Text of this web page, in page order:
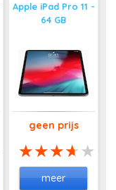
Apple iPad Pro 11 -
64 GB
geen prijs
meer